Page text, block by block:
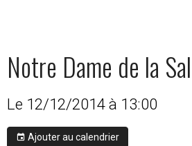
Notre Dame de la
Le 12/12/2014à 13:00
Ajouter au calendrier